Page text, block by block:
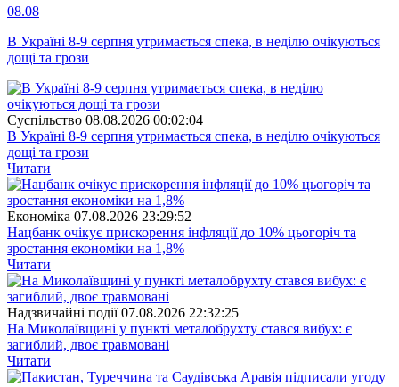
08.08
В Україні 8-9 серпня утримається спека, в неділю очікуються
дощі та грози
Суспiльство 08.08.2026 00:02:04
В Україні 8-9 серпня утримається спека, в неділю очікуються
дощі та грози
Читати
Економіка 07.08.2026 23:29:52
Нацбанк очікує прискорення інфляції до 10% цьогоріч та
зростання економіки на 1,8%
Читати
Надзвичайні події 07.08.2026 22:32:25
На Миколаївщині у пункті металобрухту стався вибух: є
загиблий, двоє травмовані
Читати